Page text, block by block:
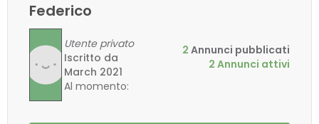
Federico
Utente privato
Iscritto da
March 2021
Al momento:
offline
2 Annunci pubblicati
2 Annunci attivi